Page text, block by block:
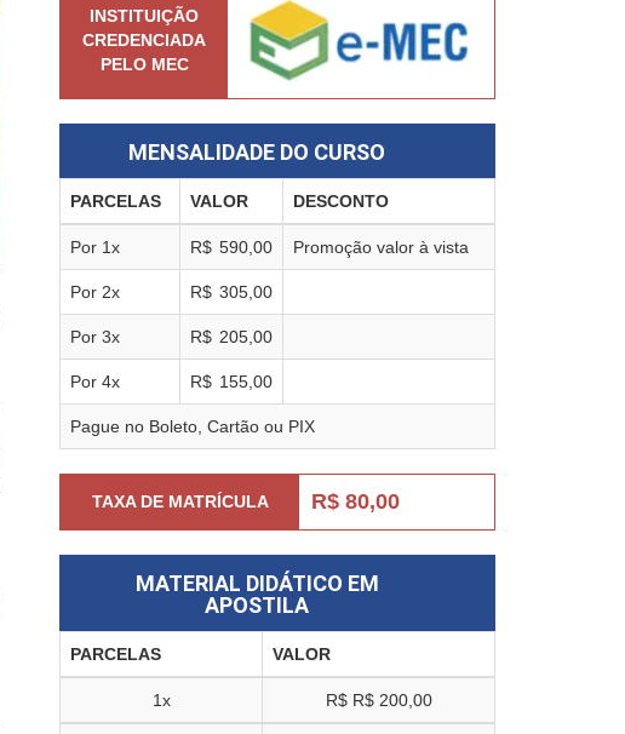
INSTITUIÇÃO
CREDENCIADA
PELO MEC
MENSALIDADE DO CURSO
PARCELAS VALOR DESCONTO
Por 1x R$ 590,00 Promoção valor à vista
Por 2x R$ 305,00
Por 3x R$ 205,00
Por 4x R$ 155,00
Pague no Boleto, Cartão ou PIX
TAXA DE MATRÍCULA R$ 80,00
MATERIAL DIDÁTICO EM
APOSTILA
PARCELAS VALOR
1x R$ R$ 200,00